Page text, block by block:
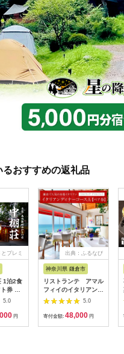
おすすめの返礼品
プレミ
1泊2食
券 チ
旅行
5.0
円
出典：ふるなび
神奈川県 鎌倉市
リストランテ アマル
フィイのイタリアンデ
ィナーコースA ペア
5.0
寄付金額: 48,000 円